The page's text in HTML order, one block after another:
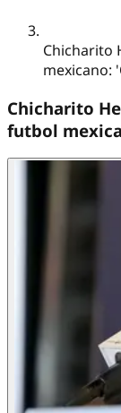
Chicharito
mexicano:
Chicharito
futbol